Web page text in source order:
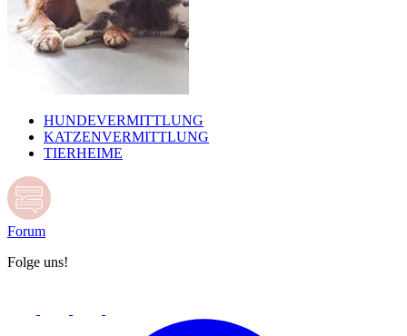
HUNDEVERMITTLUNG
KATZENVERMITTLUNG
TIERHEIME
Forum
Folge uns!